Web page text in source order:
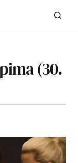
(30.